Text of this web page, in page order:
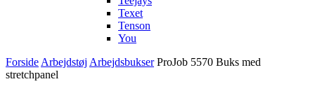
Texet
Tenson
You
Forside Arbejdstøj Arbejdsbukser ProJob 5570 Buks med
stretchpanel